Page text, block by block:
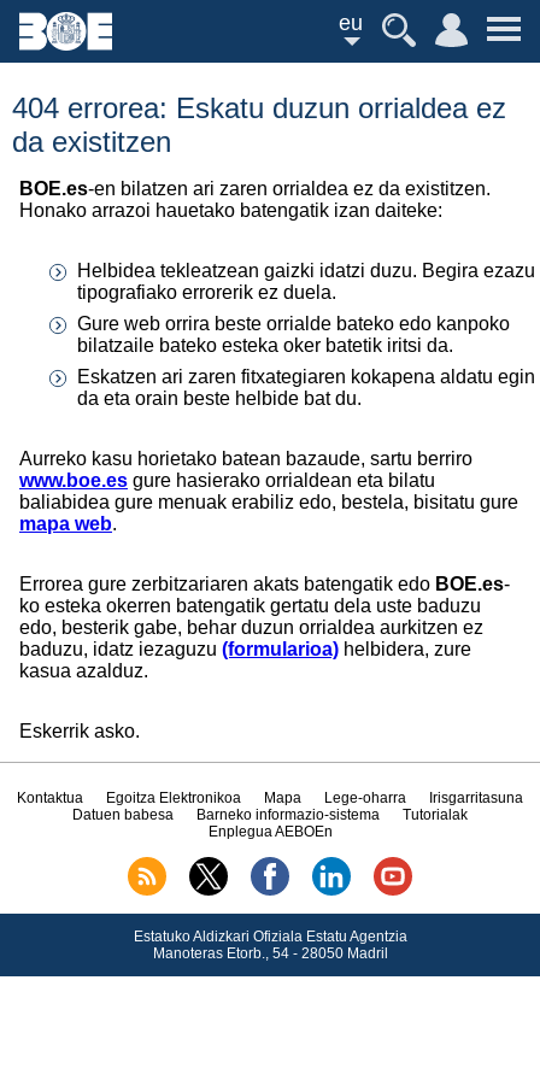
eu
404 errorea: Eskatu duzun orrialdea ez
da existitzen
BOE.es-en bilatzen ari zaren orrialdea ez da existitzen.
Honako arrazoi hauetako batengatik izan daiteke:
Helbidea tekleatzean gaizki idatzi duzu. Begira ezazu
tipografiako errorerik ez duela.
Gure web orrira beste orrialde bateko edo kanpoko
bilatzaile bateko esteka oker batetik iritsi da.
Eskatzen ari zaren fitxategiaren kokapena aldatu egin
da eta orain beste helbide bat du.
Aurreko kasu horietako batean bazaude, sartu berriro
www.boe.es gure hasierako orrialdean eta bilatu
baliabidea gure menuak erabiliz edo, bestela, bisitatu gure
mapa web.
Errorea gure zerbitzariaren akats batengatik edo BOE.es-
ko esteka okerren batengatik gertatu dela uste baduzu
edo, besterik gabe, behar duzun orrialdea aurkitzen ez
baduzu, idatz iezaguzu (formularioa) helbidera, zure
kasua azalduz.
Eskerrik asko.
Kontaktua Egoitza Elektronikoa Mapa Lege-oharra
Irisgarritasuna
Datuen babesa
Barneko informazio-sistema
Tutorialak
Enplegua AEBOEn
Estatuko Aldizkari Ofiziala Estatu Agentzia
Manoteras Etorb., 54 - 28050 Madril